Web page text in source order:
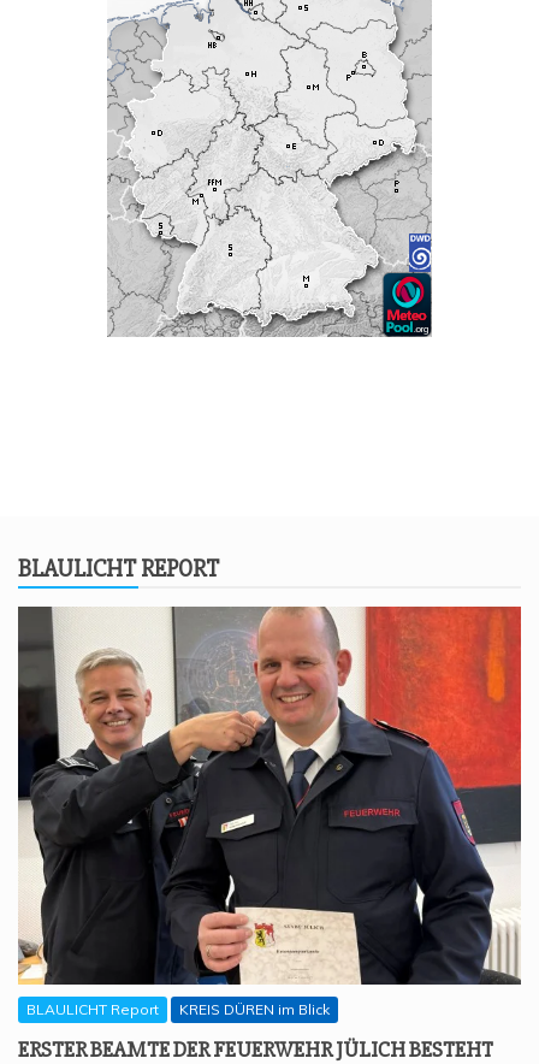
BLAU­LICHT REPORT
BLAULICHT Report KREIS DÜREN im Blick
ERS­TER BEAM­TE DER FEU­ER­WEHR JÜLICH BESTEHT